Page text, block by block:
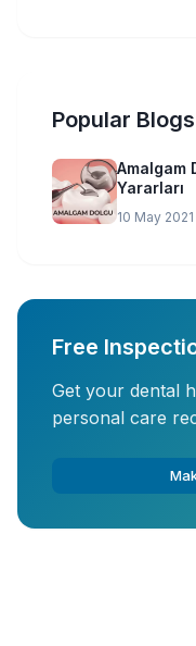
Popular Blogs
Amalgam
Yararları
10 May 2021
Free
Get your dental
personal care